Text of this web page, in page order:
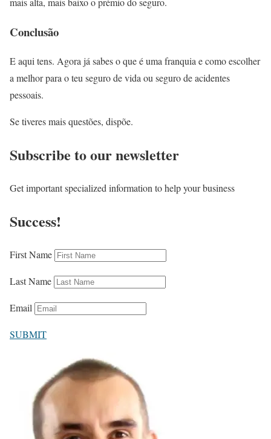
Conclusão
E aqui tens. Agora já sabes o que é uma franquia e como escolher
a melhor para o teu seguro de vida ou seguro de acidentes
pessoais.
Se tiveres mais questões, dispõe.
Subscribe to our newsletter
Get important specialized information to help your business
Success!
First Name
Last Name
Email
SUBMIT